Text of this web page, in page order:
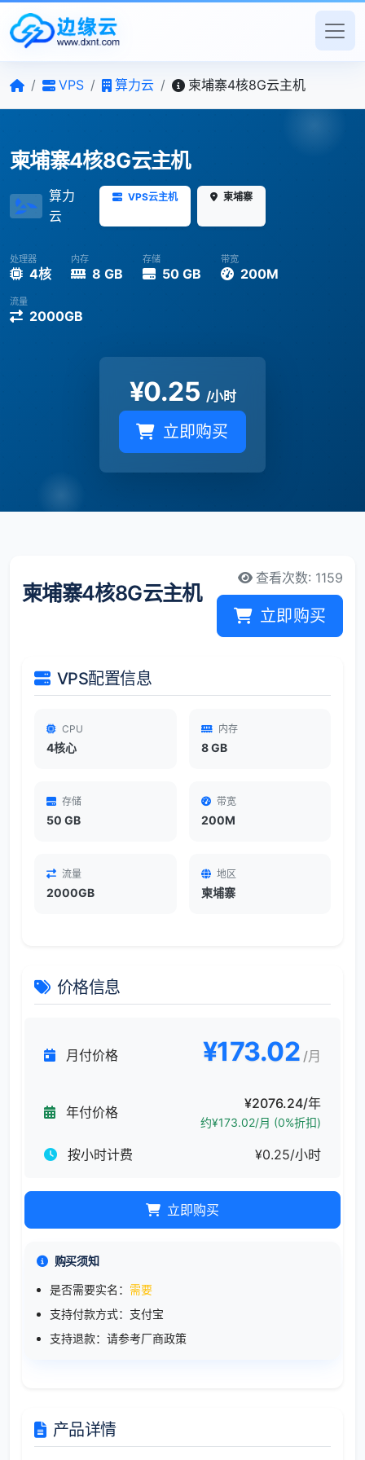
/ VPS / 算力云 / 柬埔寨4核8G云主机
柬埔寨4核8G云主机
算力
云
VPS云主机 柬埔寨
处理器
4核
内存
8 GB
存储
50 GB
带宽
200M
流量
2000GB
¥0.25 /小时
立即购买
柬埔寨4核8G云主机
查看次数: 1159
立即购买
VPS配置信息
CPU
4核心
内存
8 GB
存储
50 GB
带宽
200M
流量
2000GB
地区
柬埔寨
价格信息
月付价格 ¥173.02 /月
年付价格
¥2076.24/年
约¥173.02/月 (0%折扣)
按小时计费 ¥0.25/小时
立即购买
购买须知
是否需要实名： 需要
支持付款方式：支付宝
支持退款：请参考厂商政策
产品详情